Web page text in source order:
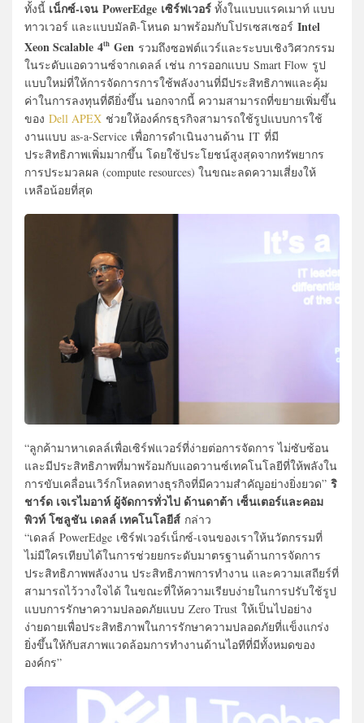
ทั้งนี้ เน็กซ์-เจน PowerEdge เซิร์ฟเวอร์ ทั้งในแบบแรคเมาท์ แบบ
ทาวเวอร์ และแบบมัลติ-โหนด มาพร้อมกับโปรเซสเซอร์ Intel
Xeon Scalable 4th Gen รวมถึงซอฟต์แวร์และระบบเชิงวิศวกรรม
ในระดับแอดวานซ์จากเดลล์ เช่น การออกแบบ Smart Flow รูป
แบบใหม่ที่ให้การจัดการการใช้พลังงานที่มีประสิทธิภาพและคุ้ม
ค่าในการลงทุนที่ดียิ่งขึ้น นอกจากนี้ ความสามารถที่ขยายเพิ่มขึ้น
ของ Dell APEX ช่วยให้องค์กรธุรกิจสามารถใช้รูปแบบการใช้
งานแบบ as-a-Service เพื่อการดำเนินงานด้าน IT ที่มี
ประสิทธิภาพเพิ่มมากขึ้น โดยใช้ประโยชน์สูงสุดจากทรัพยากร
การประมวลผล (compute resources) ในขณะลดความเสี่ยงให้
เหลือน้อยที่สุด
“ลูกค้ามาหาเดลล์เพื่อเซิร์ฟแวอร์ที่ง่ายต่อการจัดการ ไม่ซับซ้อน
และมีประสิทธิภาพที่มาพร้อมกับแอดวานซ์เทคโนโลยีที่ให้พลังใน
การขับเคลื่อนเวิร์กโหลดทางธุรกิจที่มีความสำคัญอย่างยิ่งยวด” ริ
ชาร์ด เจเรไมอาห์ ผู้จัดการทั่วไป ด้านดาต้า เซ็นเตอร์และคอม
พิวท์ โซลูชัน เดลล์ เทคโนโลยีส์ กล่าว
“เดลล์ PowerEdge เซิร์ฟเวอร์เน็กซ์-เจนของเราให้นวัตกรรมที่
ไม่มีใครเทียบได้ในการช่วยยกระดับมาตรฐานด้านการจัดการ
ประสิทธิภาพพลังงาน ประสิทธิภาพการทำงาน และความเสถียร์ที่
สามารถไว้วางใจได้ ในขณะที่ให้ความเรียบง่ายในการปรับใช้รูป
แบบการรักษาความปลอดภัยแบบ Zero Trust ให้เป็นไปอย่าง
ง่ายดายเพื่อประสิทธิภาพในการรักษาความปลอดภัยที่แข็งแกร่ง
ยิ่งขึ้นให้กับสภาพแวดล้อมการทำงานด้านไอทีที่มีทั้งหมดของ
องค์กร”